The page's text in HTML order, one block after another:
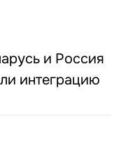
и Россия
интеграцию